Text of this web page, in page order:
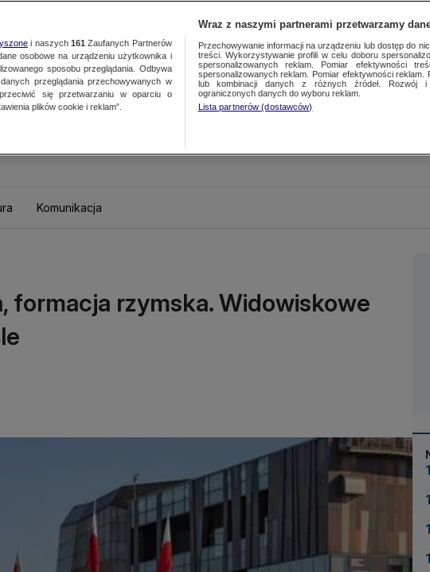
Komunikacja
formacja rzymska. Widowiskowe
i naszych 161 Zaufanych Partnerów
osobowe na urządzeniu użytkownika i
sposobu przeglądania. Odbywa
przeglądania przechowywanych w
się przetwarzaniu w oparciu o
plików cookie i reklam”.
Wraz z naszymi partnerami przetwarzamy
Przechowywanie informacji na urządzeniu lub dostęp do
treści. Wykorzystywanie profili w celu doboru
spersonalizowanych reklam. Pomiar efektywności
spersonalizowanych reklam. Pomiar efektywności
lub kombinacji danych z różnych źródeł. Rozwój i
ograniczonych danych do wyboru reklam.
Lista partnerów (dostawców)